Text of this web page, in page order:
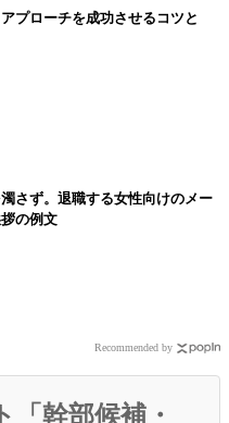
プローチを成功させるコツと
さず。退職する女性向けのメー
の例文
Recommended by
幹部候補・